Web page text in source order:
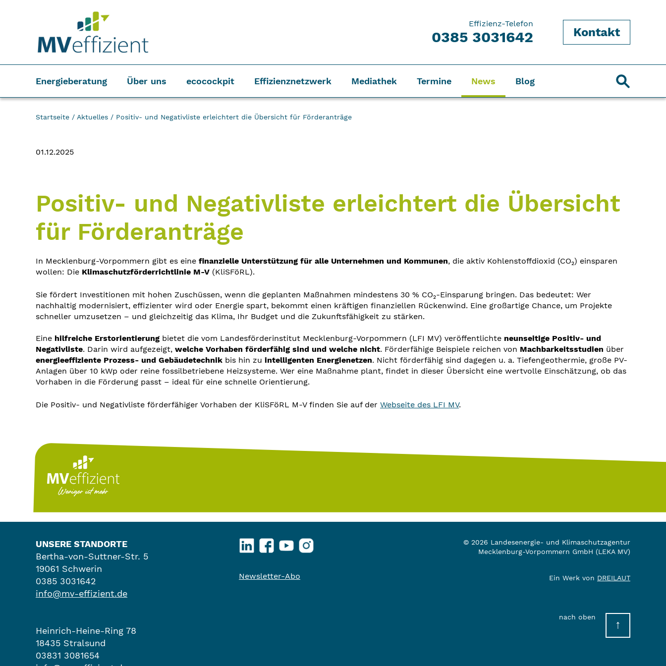
Effizienz-Telefon
0385 3031642 Kontakt
Energieberatung Über uns ecocockpit Effizienznetzwerk Mediathek Termine News Blog
Startseite / Aktuelles / Positiv- und Negativliste erleichtert die Übersicht für Förderanträge
01.12.2025
Positiv- und Negativliste erleichtert die Übersicht
für Förderanträge
In Mecklenburg-Vorpommern gibt es eine finanzielle Unterstützung für alle Unternehmen und Kommunen, die aktiv Kohlenstoffdioxid (CO₂) einsparen
wollen: Die Klimaschutzförderrichtlinie M-V (KliSFöRL).
Sie fördert Investitionen mit hohen Zuschüssen, wenn die geplanten Maßnahmen mindestens 30 % CO₂-Einsparung bringen. Das bedeutet: Wer
nachhaltig modernisiert, effizienter wird oder Energie spart, bekommt einen kräftigen finanziellen Rückenwind. Eine großartige Chance, um Projekte
schneller umzusetzen – und gleichzeitig das Klima, Ihr Budget und die Zukunftsfähigkeit zu stärken.
Eine hilfreiche Erstorientierung bietet die vom Landesförderinstitut Mecklenburg-Vorpommern (LFI MV) veröffentlichte neunseitige Positiv- und
Negativliste. Darin wird aufgezeigt, welche Vorhaben förderfähig sind und welche nicht. Förderfähige Beispiele reichen von Machbarkeitsstudien über
energieeffiziente Prozess- und Gebäudetechnik bis hin zu intelligenten Energienetzen. Nicht förderfähig sind dagegen u. a. Tiefengeothermie, große PV-
Anlagen über 10 kWp oder reine fossilbetriebene Heizsysteme. Wer eine Maßnahme plant, findet in dieser Übersicht eine wertvolle Einschätzung, ob das
Vorhaben in die Förderung passt – ideal für eine schnelle Orientierung.
Die Positiv- und Negativliste förderfähiger Vorhaben der KliSFöRL M-V finden Sie auf der Webseite des LFI MV.
UNSERE STANDORTE
Bertha-von-Suttner-Str. 5
19061 Schwerin
0385 3031642
info@mv-effizient.de
Heinrich-Heine-Ring 78
18435 Stralsund
03831 3081654
LinkedInFacebookYouTubeInstagram
Newsletter-Abo
© 2026 Landesenergie- und Klimaschutzagentur
Mecklenburg-Vorpommern GmbH (LEKA MV)
Ein Werk von DREILAUT
nach oben
↑